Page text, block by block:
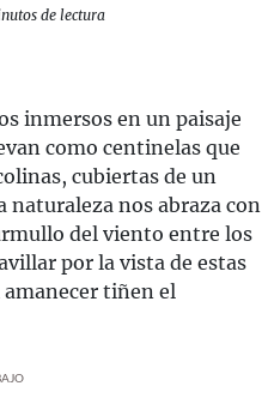
de lectura
inmersos en un paisaje
como centinelas que
cubiertas de un
naturaleza nos abraza con
del viento entre los
por la vista de estas
tiñen el